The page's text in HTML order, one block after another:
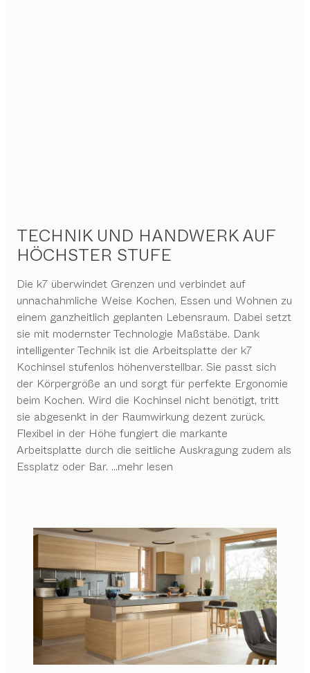
TECHNIK UND HANDWERK AUF
HÖCHSTER STUFE
Die k7 überwindet Grenzen und verbindet auf
unnachahmliche Weise Kochen, Essen und Wohnen zu
einem ganzheitlich geplanten Lebensraum. Dabei setzt
sie mit modernster Technologie Maßstäbe. Dank
intelligenter Technik ist die Arbeitsplatte der k7
Kochinsel stufenlos höhenverstellbar. Sie passt sich
der Körpergröße an und sorgt für perfekte Ergonomie
beim Kochen. Wird die Kochinsel nicht benötigt, tritt
sie abgesenkt in der Raumwirkung dezent zurück.
Flexibel in der Höhe fungiert die markante
Arbeitsplatte durch die seitliche Auskragung zudem als
Essplatz oder Bar. ...mehr lesen